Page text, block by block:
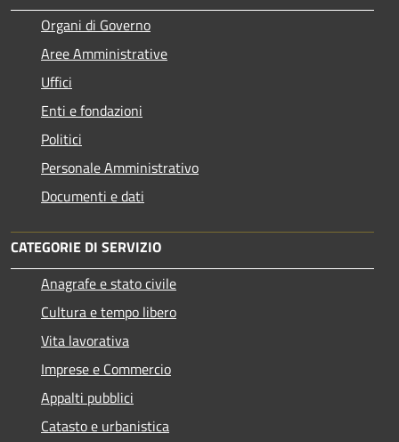
Organi di Governo
Aree Amministrative
Uffici
Enti e fondazioni
Politici
Personale Amministrativo
Documenti e dati
CATEGORIE DI SERVIZIO
Anagrafe e stato civile
Cultura e tempo libero
Vita lavorativa
Imprese e Commercio
Appalti pubblici
Catasto e urbanistica